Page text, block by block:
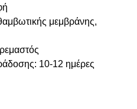
μεμβράνης,
10-12 ημέρες